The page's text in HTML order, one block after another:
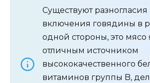
Существуют
включения говядины в
одной стороны, это мясо
отличным источником
высококачественного
витаминов группы B,